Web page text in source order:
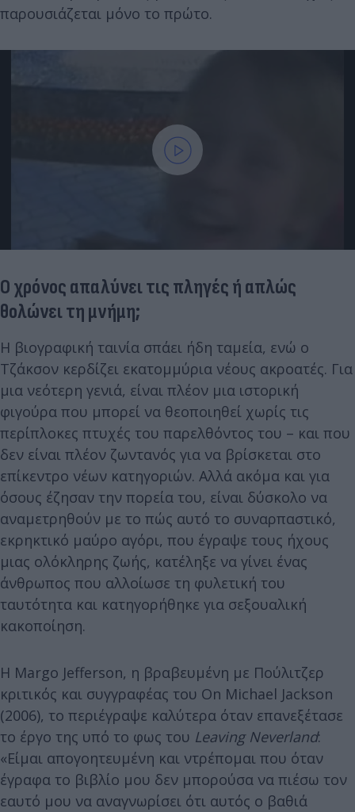
παρουσιάζεται μόνο το πρώτο.
Ο χρόνος απαλύνει τις πληγές ή απλώς
θολώνει τη μνήμη;
Η βιογραφική ταινία σπάει ήδη ταμεία, ενώ ο
Τζάκσον κερδίζει εκατομμύρια νέους ακροατές. Για
μια νεότερη γενιά, είναι πλέον μια ιστορική
φιγούρα που μπορεί να θεοποιηθεί χωρίς τις
περίπλοκες πτυχές του παρελθόντος του – και που
δεν είναι πλέον ζωντανός για να βρίσκεται στο
επίκεντρο νέων κατηγοριών. Αλλά ακόμα και για
όσους έζησαν την πορεία του, είναι δύσκολο να
αναμετρηθούν με το πώς αυτό το συναρπαστικό,
εκρηκτικό μαύρο αγόρι, που έγραψε τους ήχους
μιας ολόκληρης ζωής, κατέληξε να γίνει ένας
άνθρωπος που αλλοίωσε τη φυλετική του
ταυτότητα και κατηγορήθηκε για σεξουαλική
κακοποίηση.
Η Margo Jefferson, η βραβευμένη με Πούλιτζερ
κριτικός και συγγραφέας του On Michael Jackson
(2006), το περιέγραψε καλύτερα όταν επανεξέτασε
το έργο της υπό το φως του Leaving Neverland:
«Είμαι απογοητευμένη και ντρέπομαι που όταν
έγραφα το βιβλίο μου δεν μπορούσα να πιέσω τον
εαυτό μου να αναγνωρίσει ότι αυτός ο βαθιά